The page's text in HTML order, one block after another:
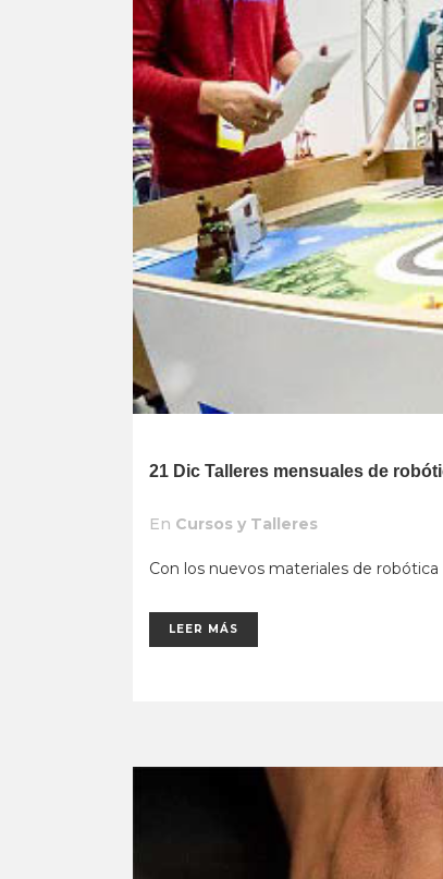
21 Dic Talleres mensuales de
En Cursos y Talleres
Con los nuevos materiales de
LEER MÁS